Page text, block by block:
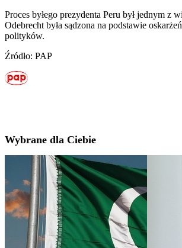
Proces byłego prezydenta Peru był jednym z
Odebrecht była sądzona na podstawie
polityków.
Źródło: PAP
Wybrane dla Ciebie